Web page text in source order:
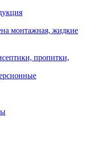
монтажная, жидкие
пропитки,